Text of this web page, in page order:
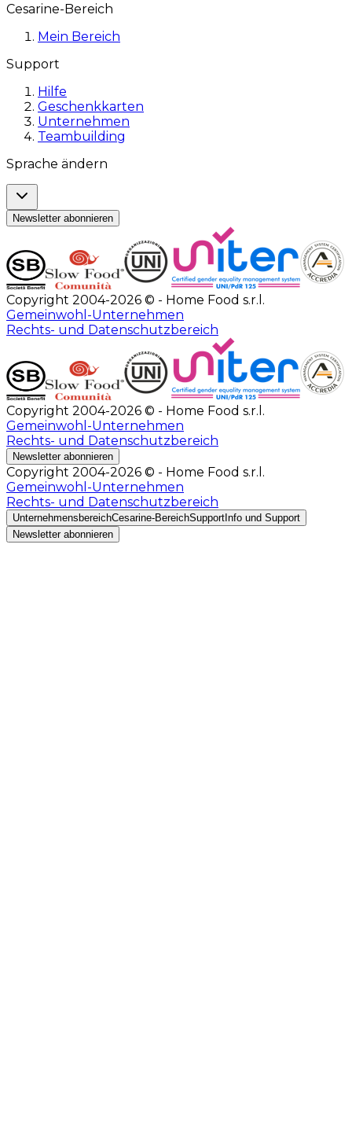
Cesarine-Bereich
Mein Bereich
Support
Hilfe
Geschenkkarten
Unternehmen
Teambuilding
Sprache ändern
Newsletter abonnieren
Copyright 2004-2026 © - Home Food s.r.l.
Gemeinwohl-Unternehmen
Rechts- und Datenschutzbereich
Copyright 2004-2026 © - Home Food s.r.l.
Gemeinwohl-Unternehmen
Rechts- und Datenschutzbereich
Newsletter abonnieren
Copyright 2004-2026 © - Home Food s.r.l.
Gemeinwohl-Unternehmen
Rechts- und Datenschutzbereich
UnternehmensbereichCesarine-BereichSupport Info und Support
Newsletter abonnieren